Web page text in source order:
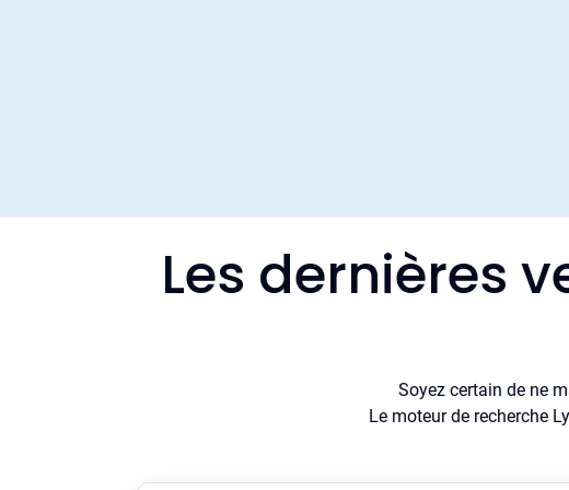
Les dernières
Soyez certain de ne
Le moteur de recherche